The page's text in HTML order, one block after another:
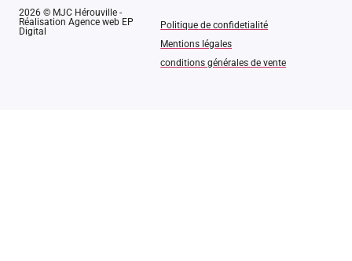
2026 © MJC Hérouville -
Réalisation Agence web EP
Digital
Politique de confidetialité
Mentions légales
conditions générales de vente